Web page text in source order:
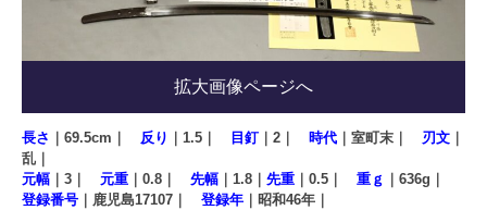
拡大画像ページへ
長さ ｜69.5cm｜ 反り ｜1.5｜ 目釘 ｜2｜ 時代 ｜室町末｜ 刃文
乱｜
元幅 ｜3｜ 元重 ｜0.8｜ 先幅 ｜1.8｜ 先重 ｜0.5｜ 重ｇ
｜636g｜
登録番号 ｜鹿児島17107｜ 登録年 ｜昭和46年｜